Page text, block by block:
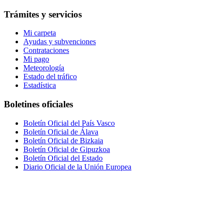
Trámites y servicios
Mi carpeta
Ayudas y subvenciones
Contrataciones
Mi pago
Meteorología
Estado del tráfico
Estadística
Boletines oficiales
Boletín Oficial del País Vasco
Boletín Oficial de Álava
Boletín Oficial de Bizkaia
Boletín Oficial de Gipuzkoa
Boletín Oficial del Estado
Diario Oficial de la Unión Europea